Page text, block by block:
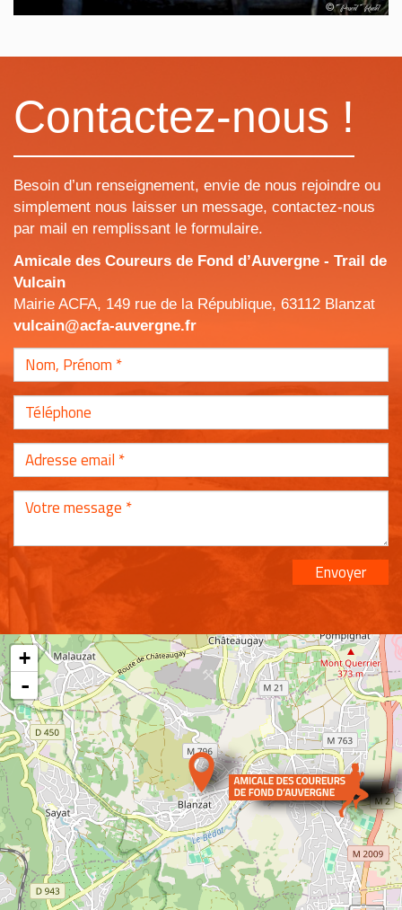
Contactez-nous !
Besoin d’un renseignement, envie de nous rejoindre ou
simplement nous laisser un message, contactez-nous
par mail en remplissant le formulaire.
Amicale des Coureurs de Fond d’Auvergne - Trail de
Vulcain
Mairie ACFA, 149 rue de la République, 63112 Blanzat
vulcain@acfa-auvergne.fr
Envoyer
+
-